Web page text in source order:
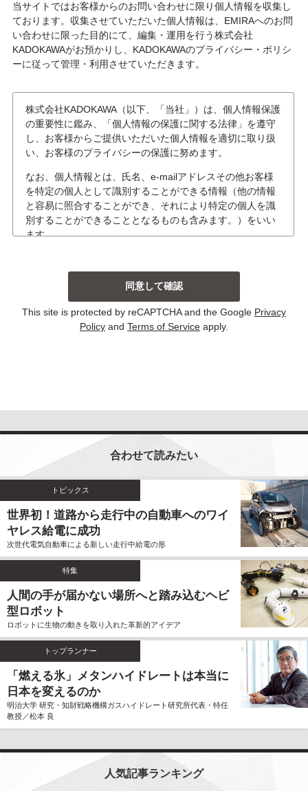
当サイトではお客様からのお問い合わせに限り個人情報を収集し
ております。収集させていただいた個人情報は、EMIRAへのお問
い合わせに限った目的にて、編集・運用を行う株式会社
KADOKAWAがお預かりし、KADOKAWAのプライバシー・ポリシ
ーに従って管理・利用させていただきます。
株式会社KADOKAWA（以下、「当社」）は、個人情報保護
の重要性に鑑み、「個人情報の保護に関する法律」を遵守
し、お客様からご提供いただいた個人情報を適切に取り扱
い、お客様のプライバシーの保護に努めます。
なお、個人情報とは、氏名、e-mailアドレスその他お客様
を特定の個人として識別することができる情報（他の情報
と容易に照合することができ、それにより特定の個人を識
別することができることとなるものも含みます。）をいい
ます。
当社は、主に以下の場合にお客様から個人情報を収集
しております。収集した個人情報の利用目的について
は以下の通りです。その他、個別の利用目的がある場
合には、その都度明示しております。
るために、個人情報を利用する場合がございます。こ
の資料自体は、統計的な資料であり、個人を識別する
ことができる個人情報は含まれません。
てお客様から個人情報を収集することはいたしませ
ん。また、不正な手段により個人情報を収集すること
もいたしません。
お客様よりご提供いただきました個人情報は、法令の
定めのある場合を除いて、お客様の事前のご同意をい
ただくことなく、予め明示した利用目的以外に使用し
ません。
個人情報の利用、管理について
当社では、お客様よりご提供いただきました個人情報
を厳重に保管、管理し、個人情報の漏洩、滅失、毀損
を防止するため、必要かつ適切な安全管理措置を講じ
ます。
お客様よりご提供いただきました個人情報は、その利
用目的の達成に必要な範囲内において、正確かつ最新
の内容に保つよう努力するものとします。
を、上記ならびに下記に該当する場合を除いて、お客
様の事前のご同意をいただくことなく、お客様よりご
提供いただいた個人情報を第三者に開示、提供いたし
This site is protected by reCAPTCHA and the Google Privacy
Policy and Terms of Service apply.
合わせて読みたい
トピックス
世界初！道路から走行中の自動車へのワイ
ヤレス給電に成功
次世代電気自動車による新しい走行中給電の形
特集
人間の手が届かない場所へと踏み込むヘビ
型ロボット
ロボットに生物の動きを取り入れた革新的アイデア
トップランナー
「燃える氷」メタンハイドレートは本当に
日本を変えるのか
明治大学 研究・知財戦略機構ガスハイドレート研究所代表・特任
教授／松本 良
人気記事ランキング